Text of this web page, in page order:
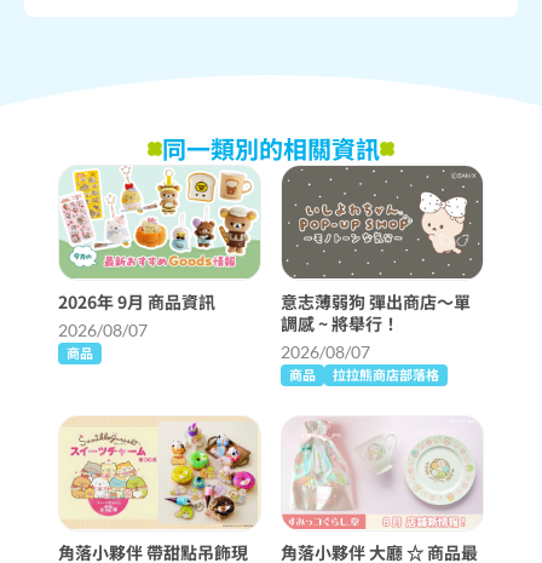
同一類別的相關資訊
2026年 9月 商品資訊
2026/08/07
商品
意志薄弱狗 彈出商店〜單
調感 ~ 將舉行！
2026/08/07
商品 拉拉熊商店部落格
角落小夥伴 帶甜點吊飾現
角落小夥伴 大廳 ☆ 商品最